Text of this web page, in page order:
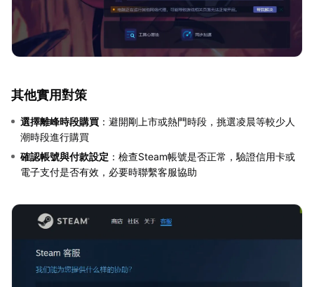
其他實用對策
選擇離峰時段購買 ：避開剛上市或熱門時段，挑選凌晨等較少人
潮時段進行購買
確認帳號與付款設定 ：檢查Steam帳號是否正常，驗證信用卡或
電子支付是否有效，必要時聯繫客服協助